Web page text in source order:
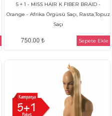
5 + 1 - MISS HAIR K FIBER BRAID -
Orange - Afrika Örgüsü Saçı, Rasta,Topuz
Saçı
750.00 ₺ Sepete Ekle